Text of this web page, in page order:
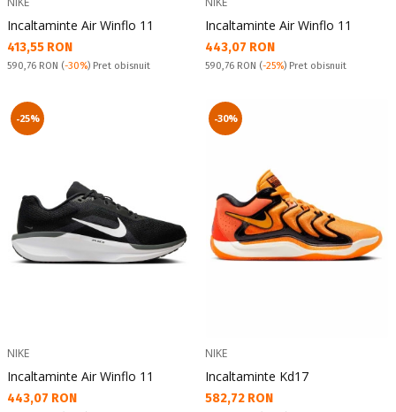
Incaltaminte Air Winflo 11
Текуща цена:
413,55 RON
Pret obisnuit:
590,76 RON (-30%) Pret obisnuit
Incaltaminte Air Winflo 11
Текуща цена:
443,07 RON
Pret obisnuit:
590,76 RON (-25%) Pret obisnuit
-25%
NIKE
Incaltaminte Air Winflo 11
Текуща цена:
443,07 RON
-30%
NIKE
Incaltaminte Kd17
Текуща цена:
582,72 RON